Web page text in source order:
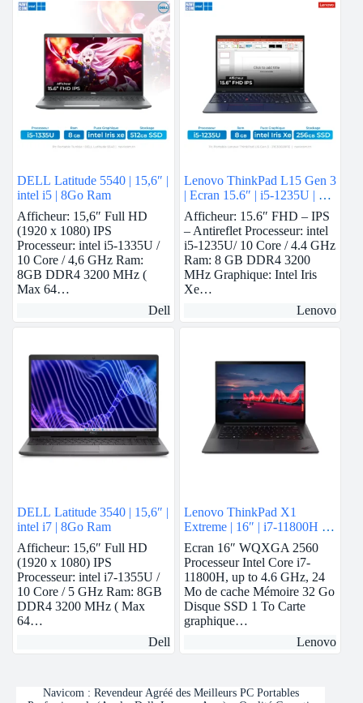
DELL Latitude 5540 | 15,6″ |
intel i5 | 8Go Ram
Afficheur: 15,6″ Full HD
(1920 x 1080) IPS
Processeur: intel i5-1335U /
10 Core / 4,6 GHz Ram:
8GB DDR4 3200 MHz (
Max 64…
Dell
Lenovo ThinkPad L15 Gen 3
| Ecran 15.6″ | i5-1235U | 8
GB Ram | intel Iris Xe | 256
GB SSD
Afficheur: 15.6″ FHD – IPS
– Antireflet Processeur: intel
i5-1235U/ 10 Core / 4.4 GHz
Ram: 8 GB DDR4 3200
MHz Graphique: Intel Iris
Xe…
Lenovo
DELL Latitude 3540 | 15,6″ |
intel i7 | 8Go Ram
Afficheur: 15,6″ Full HD
(1920 x 1080) IPS
Processeur: intel i7-1355U /
10 Core / 5 GHz Ram: 8GB
DDR4 3200 MHz ( Max
64…
Dell
Lenovo ThinkPad X1
Extreme | 16″ | i7-11800H |
32GB Ram | RTX 3060 | 1
To SSD
Ecran 16″ WQXGA 2560
Processeur Intel Core i7-
11800H, up to 4.6 GHz, 24
Mo de cache Mémoire 32 Go
Disque SSD 1 To Carte
graphique…
Lenovo
Navicom : Revendeur Agréé des Meilleurs PC Portables